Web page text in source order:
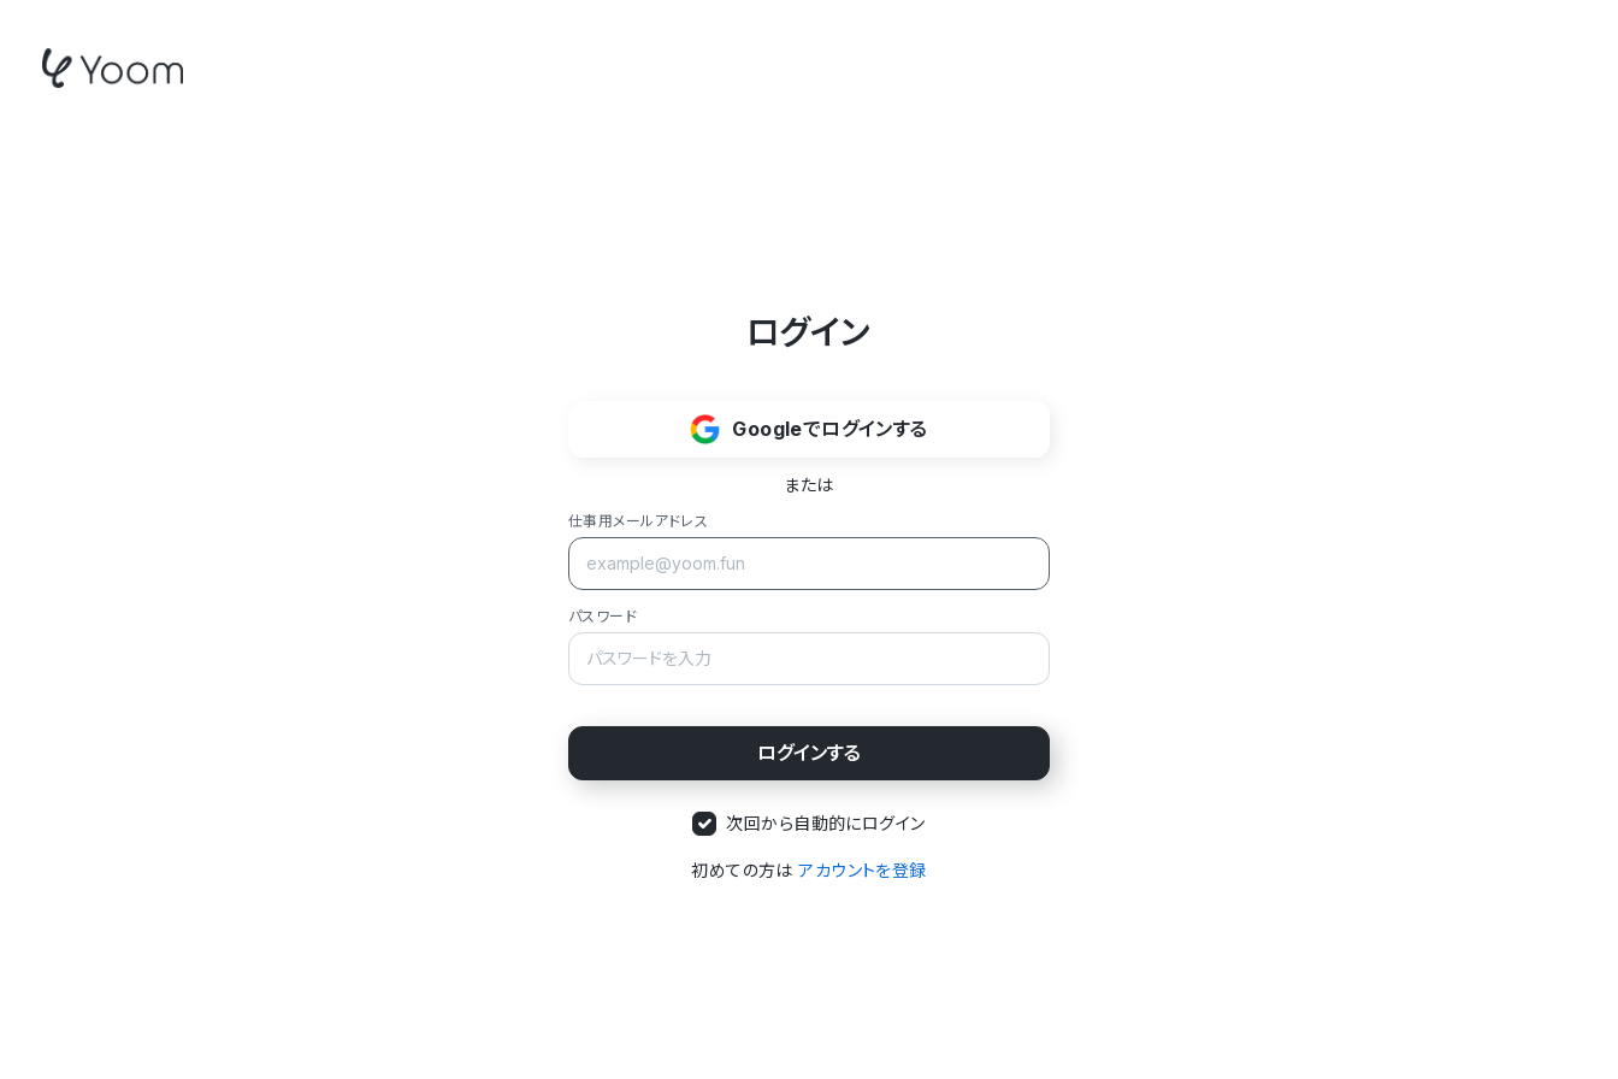
ログイン
Googleでログインする
または
仕事用メールアドレス
パスワード
次回から自動的にログイン
初めての方はアカウントを登録